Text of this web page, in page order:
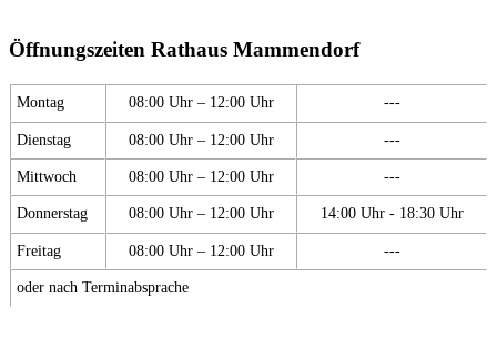
Öffnungszeiten Rathaus Mammendorf
Montag 08:00 Uhr – 12:00 Uhr ---
Dienstag 08:00 Uhr – 12:00 Uhr ---
Mittwoch 08:00 Uhr – 12:00 Uhr ---
Donnerstag 08:00 Uhr – 12:00 Uhr 14:00 Uhr - 18:30 Uhr
Freitag 08:00 Uhr – 12:00 Uhr ---
oder nach Terminabsprache